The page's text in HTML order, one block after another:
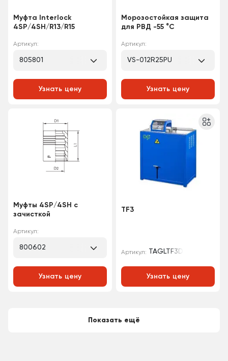
Муфта Interlock
4SP/4SH/R13/R15
Артикул:
805801
Узнать цену
Морозостойкая защита
для РВД -55 °C
Артикул:
VS-012R25PU
Узнать цену
Муфты 4SP/4SH с
зачисткой
Артикул:
800602
Узнать цену
TF3
Артикул: TAGLTF3D
Узнать цену
Показать ещё